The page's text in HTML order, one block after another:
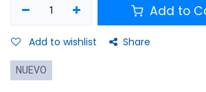
Add to
Add to wishlist Share
NUEVO